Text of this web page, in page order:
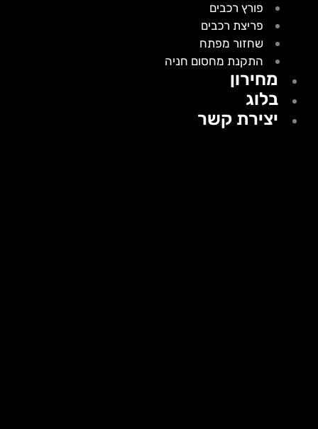
פורץ רכבים
פריצת רכבים
שחזור מפתח
התקנת מחסום חניה
מחירון
בלוג
יצירת קשר